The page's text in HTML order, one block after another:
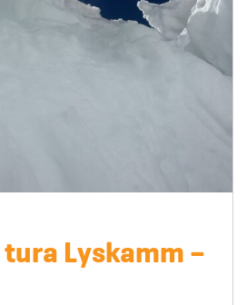
Lyskamm –